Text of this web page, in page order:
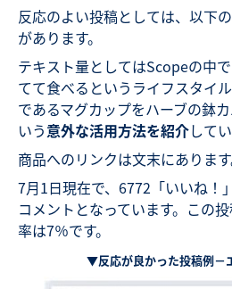
反応のよい投稿としては、以下
があります。
テキスト量としてはScopeの中
てて食べるというライフスタイ
であるマグカップをハーブの鉢
いう意外な活用方法を紹介して
商品へのリンクは文末にあります
7月1日現在で、6772「いいね！
コメントとなっています。この
率は7％です。
▼反応が良かった投稿例－